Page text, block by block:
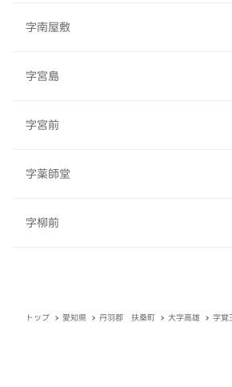
字南屋敷
字宮島
字宮前
字薬師堂
字柳前
トップ 愛知県 丹羽郡 扶桑町 大字高雄 字覚